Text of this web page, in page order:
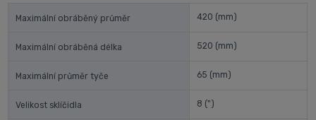
Maximální obráběný průměr 420 (mm)
Maximální obráběná délka 520 (mm)
Maximální průměr tyče 65 (mm)
Velikost sklíčidla 8 (")